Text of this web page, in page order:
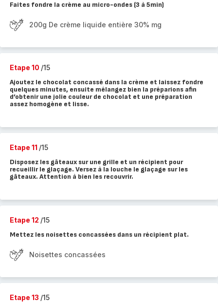
Faites fondre la crème au micro-ondes (3 à 5min)
200g De crème liquide entière 30% mg
Etape 10 /15
Ajoutez le chocolat concassé dans la crème et laissez fondre
quelques minutes, ensuite mélangez bien la préparions afin
d’obtenir une jolie couleur de chocolat et une préparation
assez homogène et lisse.
Etape 11 /15
Disposez les gâteaux sur une grille et un récipient pour
recueillir le glaçage. Versez à la louche le glaçage sur les
gâteaux. Attention à bien les recouvrir.
Etape 12 /15
Mettez les noisettes concassées dans un récipient plat.
Noisettes concassées
Etape 13 /15